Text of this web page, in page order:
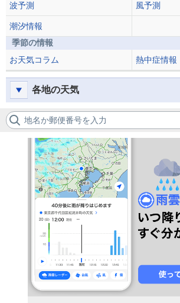
波予測
風予測
潮汐情報
季節の情報
お天気コラム
熱中症情報
各地の天気
地名か郵便番号を入力